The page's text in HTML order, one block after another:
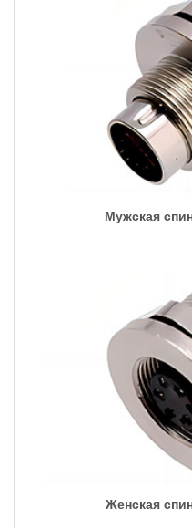
Мужская
Женская